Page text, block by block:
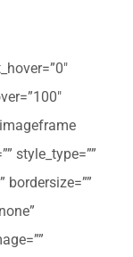
style_type=””
bordersize=””